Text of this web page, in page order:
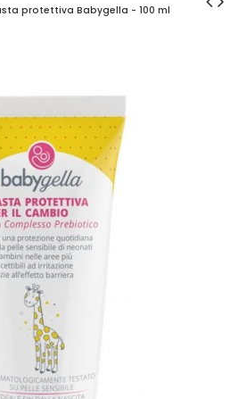
protettiva Babygella - 100 ml